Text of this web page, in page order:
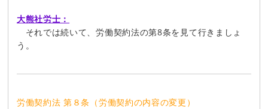
大熊社労士：
それでは続いて、労働契約法の第8条を見て行きましょ
う。
労働契約法 第８条（労働契約の内容の変更）